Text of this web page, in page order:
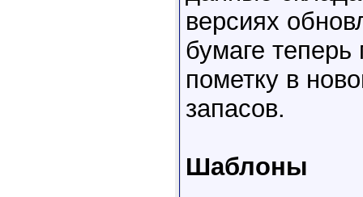
версиях
бумаге
пометку в
запасов.
Шаблоны